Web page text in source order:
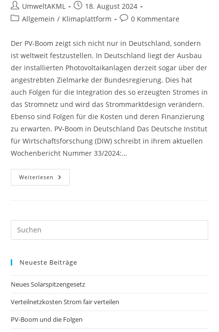
Beitrags-
Autor:
UmweltAKML
Beitrag
veröffentlicht:
18. August 2024
Beitrags-
Allgemein / Klimaplattform
Beitrags-
0 Kommentare
Der PV-Boom zeigt sich nicht nur in Deutschland, sondern
ist weltweit festzustellen. In Deutschland liegt der Ausbau
der installierten Photovoltaikanlagen derzeit sogar über der
angestrebten Zielmarke der Bundesregierung. Dies hat
auch Folgen für die Integration des so erzeugten Stromes in
das Stromnetz und wird das Strommarktdesign verändern.
Ebenso sind Folgen für die Kosten und deren Finanzierung
zu erwarten. PV-Boom in Deutschland Das Deutsche Institut
für Wirtschaftsforschung (DIW) schreibt in ihrem aktuellen
Wochenbericht Nummer 33/2024:…
Weiterlesen PV-
Boom
Neueste Beiträge
Neues Solarspitzengesetz
Verteilnetzkosten Strom fair verteilen
PV-Boom und die Folgen